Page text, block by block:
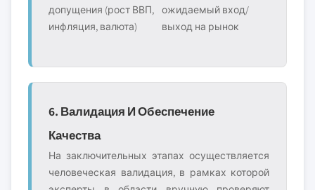
допущения (рост ВВП,
инфляция, валюта)
ожидаемый вход/
выход на рынок
6. Валидация И Обеспечение
Качества
На заключительных этапах осуществляется
человеческая валидация, в рамках которой